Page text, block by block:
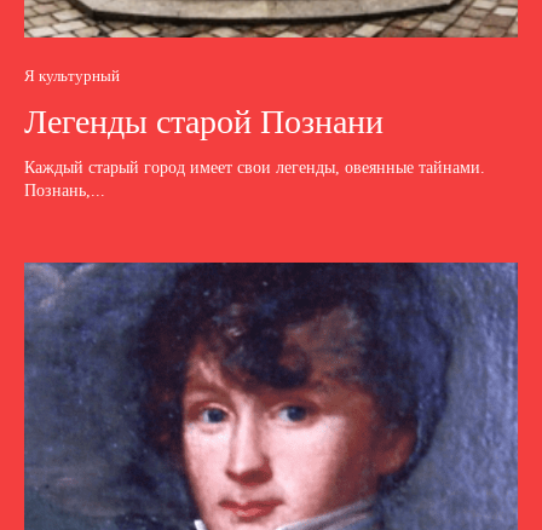
Я культурный
Легенды старой Познани
Каждый старый город имеет свои легенды, овеянные тайнами.
Познань,...